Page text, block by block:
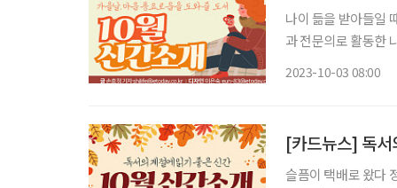
나이 듦을 받아들일
과 전문의로 활동한
2023-10-03 08:00
[카드뉴스] 독서
슬픔이 택배로 왔다 정호승·창비 대한민국 대표 서정시인